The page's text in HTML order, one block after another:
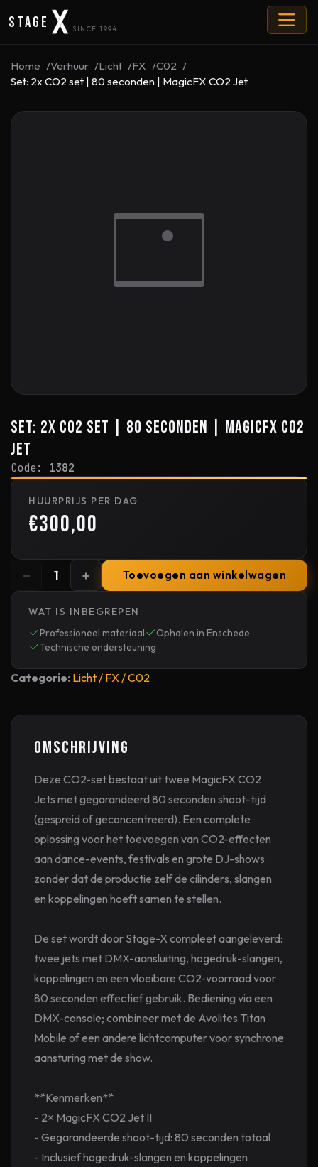
Stage SINCE 1994
Home Verhuur Licht FX
C02
Set: 2x CO2 set | 80 seconden | MagicFX CO2 Jet
Set: 2x CO2 set | 80 seconden | MagicFX CO2
Jet
Code: 1382
HUURPRIJS PER DAG
€300,00
− 1 + Toevoegen aan winkelwagen
WAT IS INBEGREPEN
Professioneel materiaal
Ophalen in Enschede
Technische ondersteuning
Categorie: Licht / FX / C02
Omschrijving
Deze CO2-set bestaat uit twee MagicFX CO2
Jets met gegarandeerd 80 seconden shoot-tijd
(gespreid of geconcentreerd). Een complete
oplossing voor het toevoegen van CO2-effecten
aan dance-events, festivals en grote DJ-shows
zonder dat de productie zelf de cilinders, slangen
en koppelingen hoeft samen te stellen.
De set wordt door Stage-X compleet aangeleverd:
twee jets met DMX-aansluiting, hogedruk-slangen,
koppelingen en een vloeibare CO2-voorraad voor
80 seconden effectief gebruik. Bediening via een
DMX-console; combineer met de Avolites Titan
Mobile of een andere lichtcomputer voor synchrone
aansturing met de show.
**Kenmerken**
- 2× MagicFX CO2 Jet II
- Gegarandeerde shoot-tijd: 80 seconden totaal
- Inclusief hogedruk-slangen en koppelingen